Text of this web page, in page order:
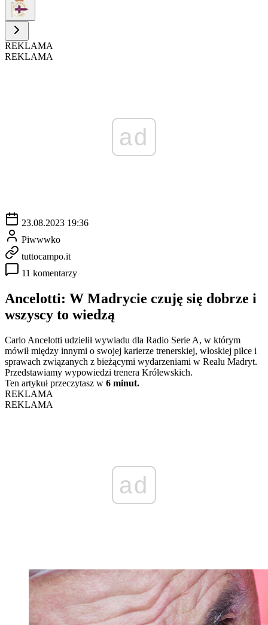
REKLAMA
REKLAMA
ad
23.08.2023 19:36
Piwwwko
tuttocampo.it
11 komentarzy
Ancelotti: W Madrycie czuję się dobrze i
wszyscy to wiedzą
Carlo Ancelotti udzielił wywiadu dla Radio Serie A, w którym
mówił między innymi o swojej karierze trenerskiej, włoskiej piłce i
sprawach związanych z bieżącymi wydarzeniami w Realu Madryt.
Przedstawiamy wypowiedzi trenera Królewskich.
Ten artykuł przeczytasz w 6 minut.
REKLAMA
REKLAMA
ad